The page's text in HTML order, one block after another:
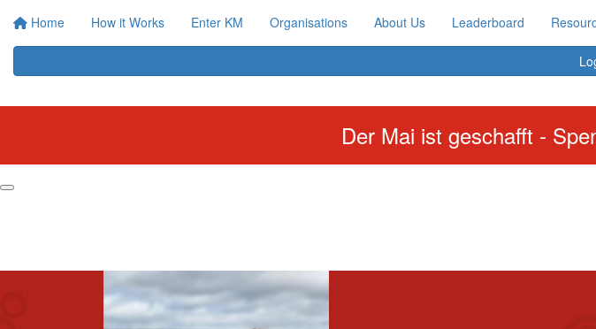
Home How it Works Enter KM Organisations About Us Leaderboard
Der Mai ist geschafft -